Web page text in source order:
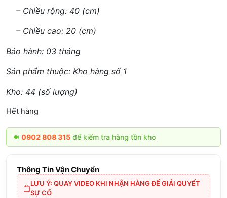
– Chiều rộng: 40 (cm)
– Chiều cao: 20 (cm)
Bảo hành: 03 tháng
Sản phẩm thuộc: Kho hàng số 1
Kho: 44 (số lượng)
Hết hàng
808 315để kiểm tra hàng tồn kho
Thông Tin Vận Chuyển
LƯU Ý: QUAY VIDEO KHI NHẬN HÀNG ĐỂ GIẢI QUYẾT
SỰ CỐ